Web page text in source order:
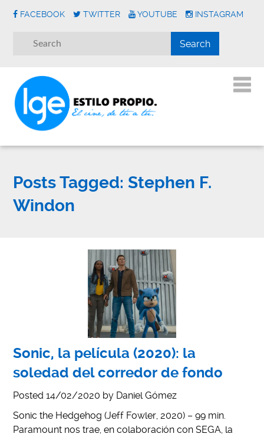
FACEBOOK TWITTER YOUTUBE INSTAGRAM
Posts Tagged: Stephen F.
Windon
Sonic, la película (2020): la
soledad del corredor de fondo
Posted14/02/2020 by Daniel Gómez
Sonic the Hedgehog (Jeff Fowler, 2020) – 99 min.
Paramount nos trae, en colaboración con SEGA, la